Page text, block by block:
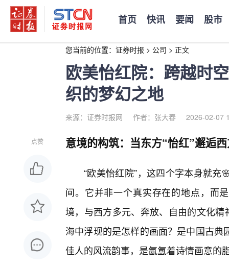
首页 快讯 要闻 股市
您当前的位置： 证券时报 > 公司 > 正文
欧美怡红院：跨越时
织的梦幻之地
来源：证券时报网 作者：张大春 2026-02-07
点赞 意境的构筑：当东方“怡红”邂逅
“欧美怡红院”，这四个字本身就
间。它并非一个真实存在的地点，而
境，与西方多元、奔放、自由的文化
海中浮现的是怎样的画面？是中国古
佳人的风流韵事，是氤氲着诗情画意的